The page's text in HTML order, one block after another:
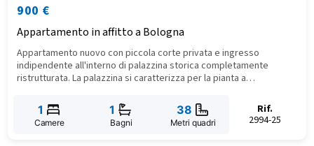
900 €
Appartamento in affitto a Bologna
Appartamento nuovo con piccola corte privata e ingresso
indipendente all'interno di palazzina storica completamente
ristrutturata. La palazzina si caratterizza per la pianta a
tipiche decorazioni a sbalzo del genere industriale d’inizio del XX
secolo. L'unità abitativa si caratterizza per l'uso di soluzioni
tecnologiche che massimizzano il comfort e ottimizzano l'uso
1
Camere
1
Bagni
38
Metri quadri
Rif.
2994-25